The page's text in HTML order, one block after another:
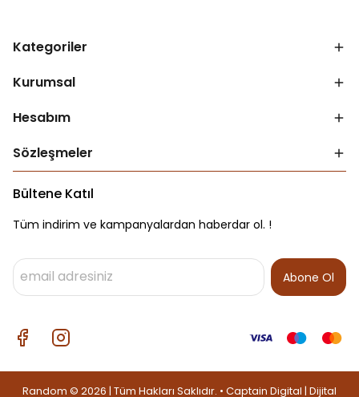
Kategoriler
Kurumsal
Hesabım
Sözleşmeler
Bültene Katıl
Tüm indirim ve kampanyalardan haberdar ol. !
Abone Ol
Random © 2026 | Tüm Hakları Saklıdır. • Captain Digital | Dijital